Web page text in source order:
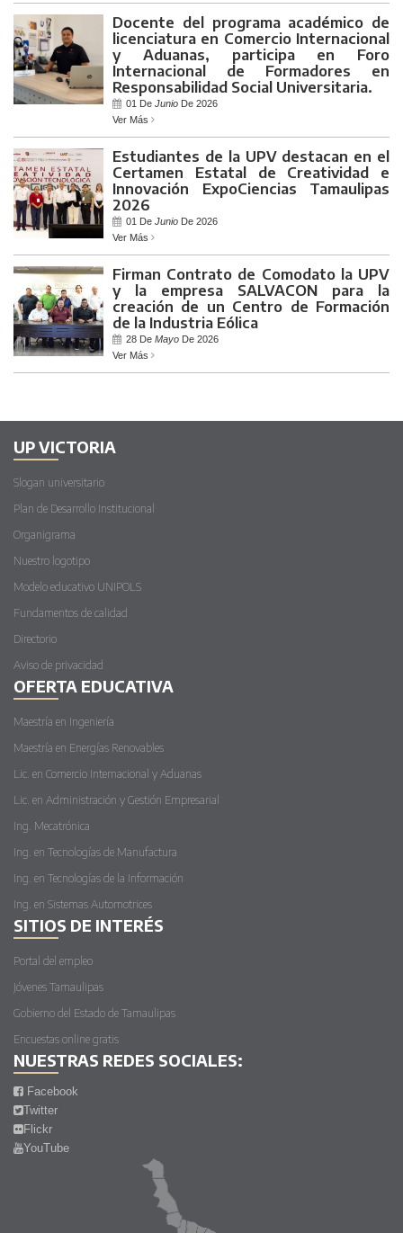
Docente del programa académico de
licenciatura en Comercio Internacional
y Aduanas, participa en Foro
Internacional de Formadores en
Responsabilidad Social Universitaria.
01 De Junio De 2026
Ver Más
Estudiantes de la UPV destacan en el
Certamen Estatal de Creatividad e
Innovación ExpoCiencias Tamaulipas
2026
01 De Junio De 2026
Ver Más
Firman Contrato de Comodato la UPV
y la empresa SALVACON para la
creación de un Centro de Formación
de la Industria Eólica
28 De Mayo De 2026
Ver Más
UP VICTORIA
Slogan universitario
Plan de Desarrollo Institucional
Organigrama
Nuestro logotipo
Modelo educativo UNIPOLS
Fundamentos de calidad
Directorio
Aviso de privacidad
OFERTA EDUCATIVA
Maestría en Ingeniería
Maestría en Energías Renovables
Lic. en Comercio Internacional y Aduanas
Lic. en Administración y Gestión Empresarial
Ing. Mecatrónica
Ing. en Tecnologías de Manufactura
Ing. en Tecnologías de la Información
Ing. en Sistemas Automotrices
SITIOS DE INTERÉS
Portal del empleo
Jóvenes Tamaulipas
Gobierno del Estado de Tamaulipas
Encuestas online gratis
NUESTRAS REDES SOCIALES:
Facebook
Twitter
Flickr
YouTube